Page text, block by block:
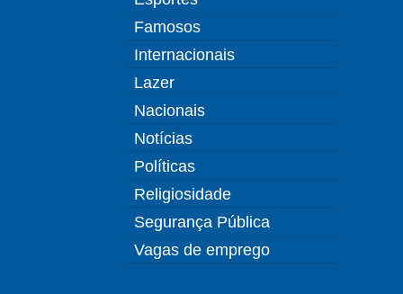
Famosos
Internacionais
Lazer
Nacionais
Notícias
Políticas
Religiosidade
Segurança Pública
Vagas de emprego